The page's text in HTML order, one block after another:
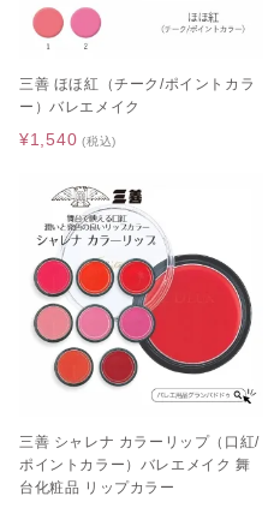
三善 ほほ紅（チーク/ポイントカラ
ー）バレエメイク
¥1,540 (税込)
三善 シャレナ カラーリップ（口紅/
ポイントカラー）バレエメイク 舞
台化粧品 リップカラー